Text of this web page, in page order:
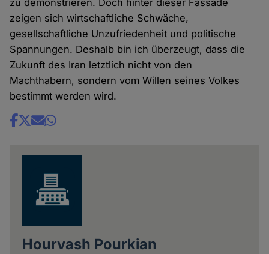
zeigen sich wirtschaftliche Schwäche,
gesellschaftliche Unzufriedenheit und politische
Spannungen. Deshalb bin ich überzeugt, dass die
Zukunft des Iran letztlich nicht von den
Machthabern, sondern vom Willen seines Volkes
bestimmt werden wird.
Share
Hourvash Pourkian